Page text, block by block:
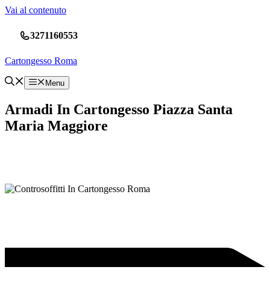
Vai al contenuto
3271160553
Cartongesso Roma
Menu
Armadi In Cartongesso Piazza Santa
Maria Maggiore